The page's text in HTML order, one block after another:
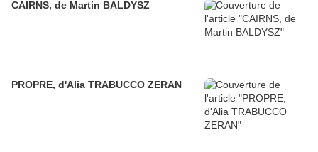
CAIRNS, de Martin BALDYSZ
PROPRE, d'Alia TRABUCCO ZERAN